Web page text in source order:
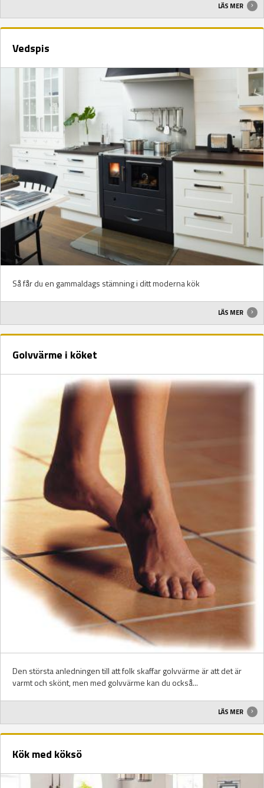
LÄS MER
Vedspis
Så får du en gammaldags stämning i ditt moderna kök
LÄS MER
Golvvärme i köket
Den största anledningen till att folk skaffar golvvärme är att det är
varmt och skönt, men med golvvärme kan du också...
LÄS MER
Kök med köksö